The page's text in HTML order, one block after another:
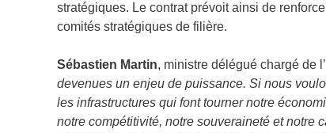
stratégiques. Le contrat prévoit ainsi de
comités stratégiques de filière.
Sébastien Martin, ministre délégué chargé de
devenues un enjeu de puissance. Si nous
les infrastructures qui font tourner notre
notre compétitivité, notre souveraineté et notre